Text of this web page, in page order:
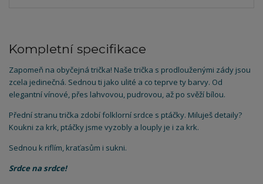
Kompletní specifikace
Zapomeň na obyčejná trička! Naše trička s prodlouženými zády jsou
zcela jedinečná. Sednou ti jako ulité a co teprve ty barvy. Od
elegantní vínové, přes lahvovou, pudrovou, až po svěží bílou.
Přední stranu trička zdobí folklorní srdce s ptáčky. Miluješ detaily?
Koukni za krk, ptáčky jsme vyzobly a louply je i za krk.
Sednou k riflím, kraťasům i sukni.
Srdce na srdce!